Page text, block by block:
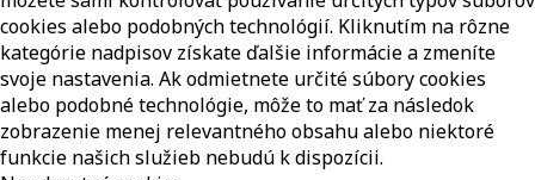
cookies alebo podobných technológií. Kliknutím na rôzne
kategórie nadpisov získate ďalšie informácie a zmeníte
svoje nastavenia. Ak odmietnete určité súbory cookies
alebo podobné technológie, môže to mať za následok
zobrazenie menej relevantného obsahu alebo niektoré
funkcie našich služieb nebudú k dispozícii.